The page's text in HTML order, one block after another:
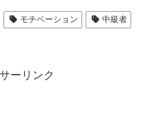
モチベーション
中級者
ーリンク